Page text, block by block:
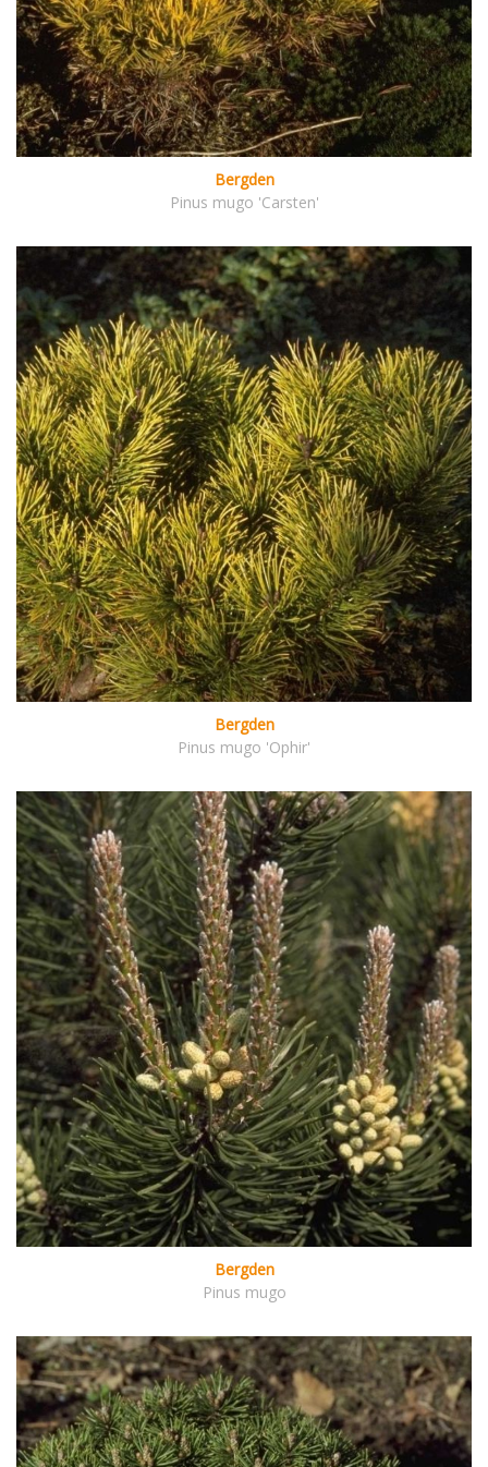
Bergden
Pinus mugo 'Carsten'
Bergden
Pinus mugo 'Ophir'
Bergden
Pinus mugo